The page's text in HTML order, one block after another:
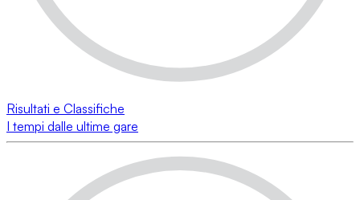
Risultati e Classifiche
I tempi dalle ultime gare